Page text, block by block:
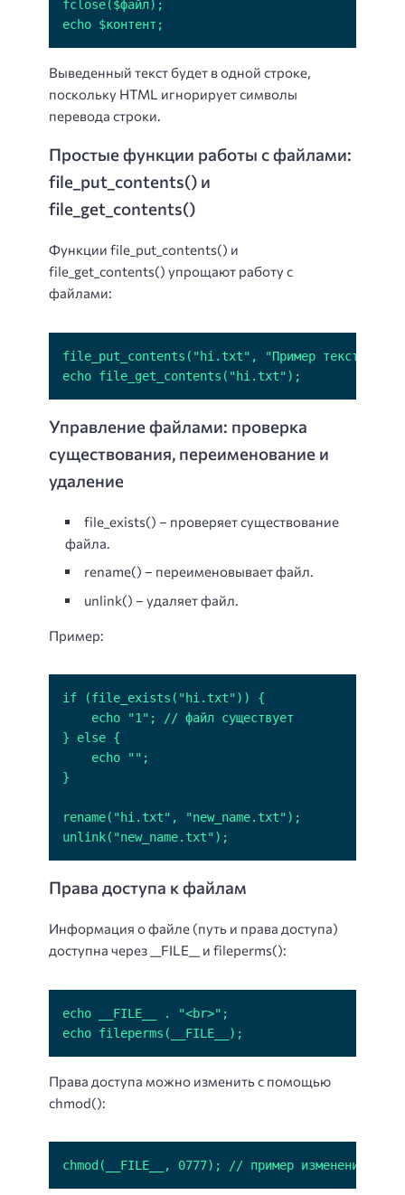
echo $контент;
Выведенный текст будет в одной строке,
поскольку HTML игнорирует символы
перевода строки.
Простые функции работы с файлами:
file_put_contents() и
file_get_contents()
Функции file_put_contents() и
file_get_contents() упрощают работу с
файлами:
echo file_get_contents("hi.txt");
Управление файлами: проверка
существования, переименование и
удаление
file_exists() – проверяет существование
файла.
rename() – переименовывает файл.
unlink() – удаляет файл.
Пример:
unlink("new_name.txt");
Права доступа к файлам
Информация о файле (путь и права доступа)
доступна через __FILE__ и fileperms():
echo fileperms(__FILE__);
Права доступа можно изменить с помощью
chmod():
chmod(__FILE__, 0777); // пример изменения прав